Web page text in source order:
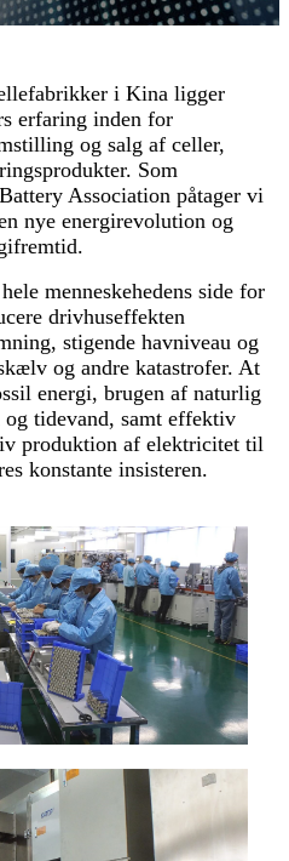
i Kina ligger
erfaring inden for
og salg af celler,
Som
Association påtager vi
nye energirevolution og
menneskehedens side for
drivhuseffekten
stigende havniveau og
og andre katastrofer. At
energi, brugen af ​​naturlig
tidevand, samt effektiv
produktion af elektricitet til
konstante insisteren.